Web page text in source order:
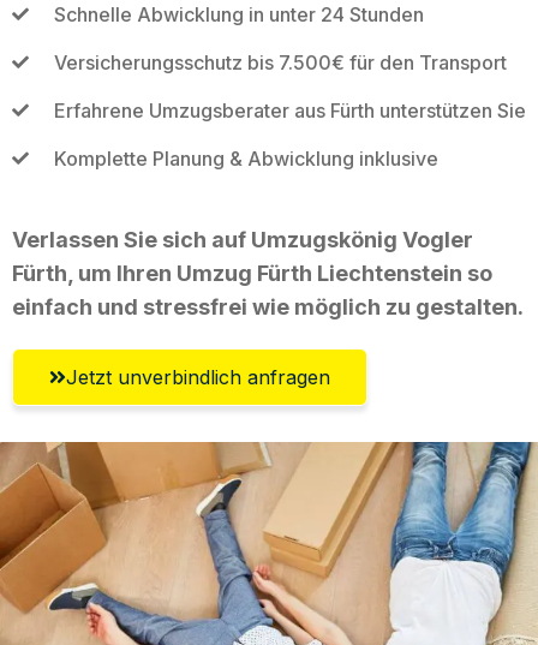
Schnelle Abwicklung in unter 24 Stunden
Versicherungsschutz bis 7.500€ für den Transport
Erfahrene Umzugsberater aus Fürth unterstützen Sie
Komplette Planung & Abwicklung inklusive
Verlassen Sie sich auf Umzugskönig Vogler
Fürth, um Ihren Umzug Fürth Liechtenstein so
einfach und stressfrei wie möglich zu gestalten.
Jetzt unverbindlich anfragen